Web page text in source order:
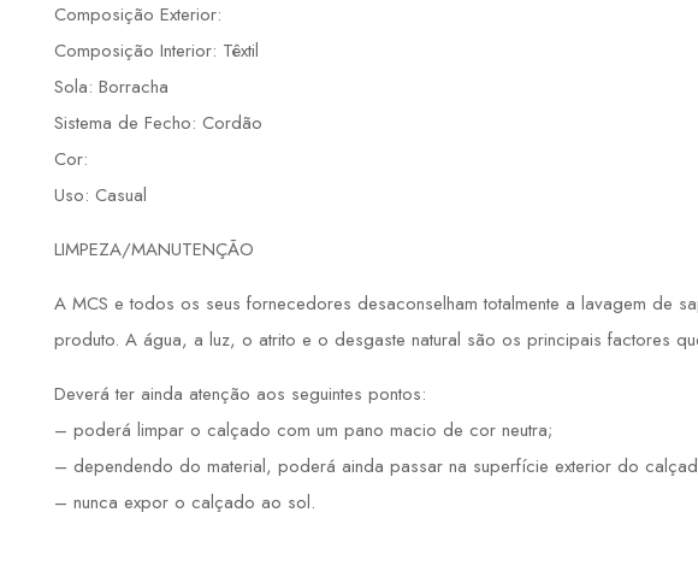
Composição Exterior:
Composição Interior: Têxtil
Sola: Borracha
Sistema de Fecho: Cordão
Cor:
Uso: Casual
LIMPEZA/MANUTENÇÃO
A MCS e todos os seus fornecedores desaconselham totalmente a lavagem de
produto. A água, a luz, o atrito e o desgaste natural são os principais factores
Deverá ter ainda atenção aos seguintes pontos:
– poderá limpar o calçado com um pano macio de cor neutra;
– dependendo do material, poderá ainda passar na superfície exterior do
– nunca expor o calçado ao sol.